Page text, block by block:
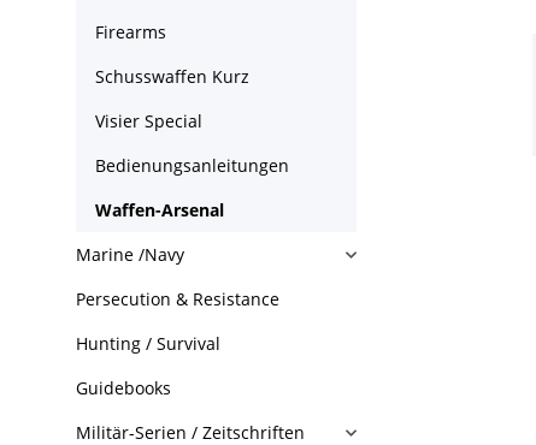
Firearms
Schusswaffen Kurz
Visier Special
Bedienungsanleitungen
Waffen-Arsenal
Marine /Navy
Persecution & Resistance
Hunting / Survival
Guidebooks
Militär-Serien / Zeitschriften